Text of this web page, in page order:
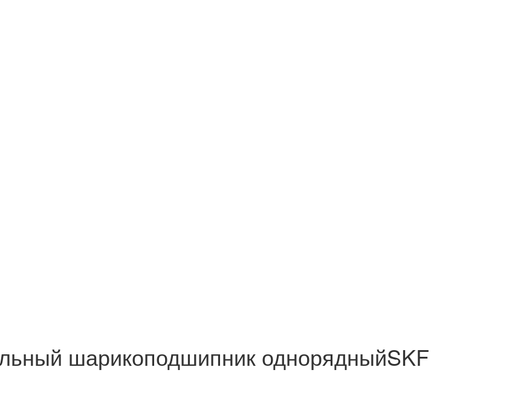
шарикоподшипник однорядныйSKF